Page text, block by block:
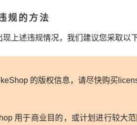
规的方法
上述违规情况，我们建议您采取以
的版权信息，请尽快购买
用于商业目的，或计划进行较大